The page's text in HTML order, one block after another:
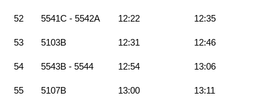
52 5541C - 5542A 12:22 12:35
53 5103B 12:31 12:46
54 5543B - 5544 12:54 13:06
55 5107B 13:00 13:11